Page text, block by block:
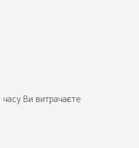
часу Ви витрачаєте